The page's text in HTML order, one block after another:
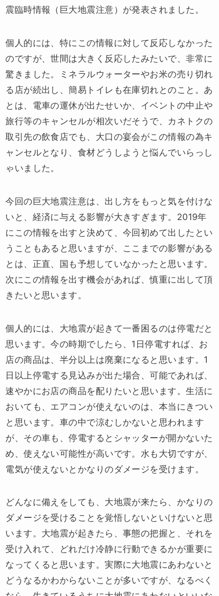
震臨時情報（巨大地震注意）が発表されました。
個人的には、特にこの情報に対して反応しなかった
のですが、世間は大きく反応したみたいで、非常に
驚きました。ミネラルウォーターやお米の売り切れ
る店が続出し、簡易トイレも在庫切れとのこと。あ
とは、電車の運休が出たせいか、イベントの中止や
旅行等のキャンセルが相次いだそうで、カネトクの
取引先の飲食店でも、大口の宴会がこの情報の為キ
ャンセルとなり、食材どうしようと悩んでいらっし
ゃいました。
今回の巨大地震注意は、出し方をもっと気を付けな
いと、経済に与える影響が大きすぎます。2019年
にこの情報を出すと決めて、今回初めて出したとい
うこともあると思いますが、ここまでの影響がある
とは、正直、国も予想していなかったと思います。
次にこの情報を出す機会があれば、慎重に出して頂
きたいと思います。
個人的には、大地震が起きて一番困るのは停電だと
思います。今の時期でしたら、1日停電すれば、お
店の商品は、半分以上は廃棄になると思います。1
日以上停電する見込みが出た場合、可能であれば、
速やかにお店の商品を配りたいと思います。生活に
おいても、エアコンが使えないのは、本当にきつい
と思います。車の中で涼むしかないと思われます
が、その車も、停電するとシャッターが開かないた
め、使えない可能性が高いです。水も大切ですが、
電気が使えないとかなりのダメージを受けます。
どんなに備えをしても、大地震が来たら、かなりの
ダメージを受けることを覚悟しないといけないと思
います。大地震が起きたら、事態の把握と、それを
受け入れて、どれだけ冷静に行動できるかが重要に
なってくると思います。実際に大地震にあわないと
どうなるかわからないことが多いですが、なるべく